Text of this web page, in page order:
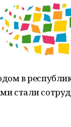
в
стали